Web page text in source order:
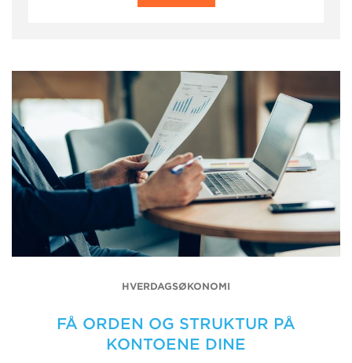
HVERDAGSØKONOMI
FÅ ORDEN OG STRUKTUR PÅ
KONTOENE DINE